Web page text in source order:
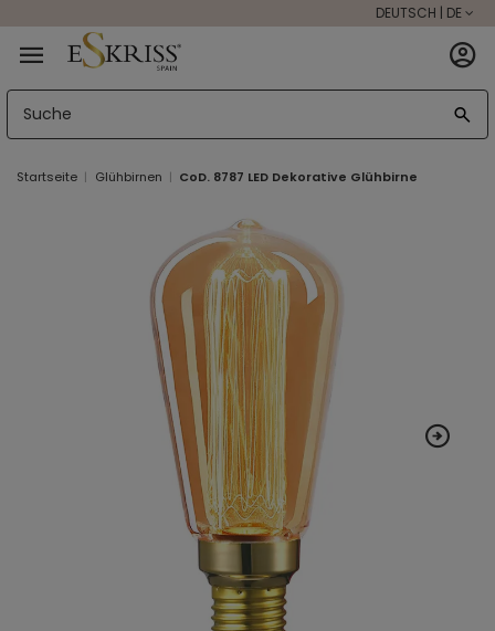
DEUTSCH | DE
Startseite Glühbirnen CoD. 8787 LED Dekorative Glühbirne